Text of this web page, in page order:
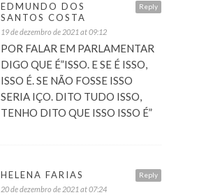
Reply
EDMUNDO DOS
SANTOS COSTA
19 de dezembro de 2021 at 09:12
POR FALAR EM PARLAMENTAR
DIGO QUE É”ISSO. E SE É ISSO,
ISSO É. SE NÃO FOSSE ISSO
SERIA IÇO. DITO TUDO ISSO,
TENHO DITO QUE ISSO ISSO É”
Reply
HELENA FARIAS
20 de dezembro de 2021 at 07:24